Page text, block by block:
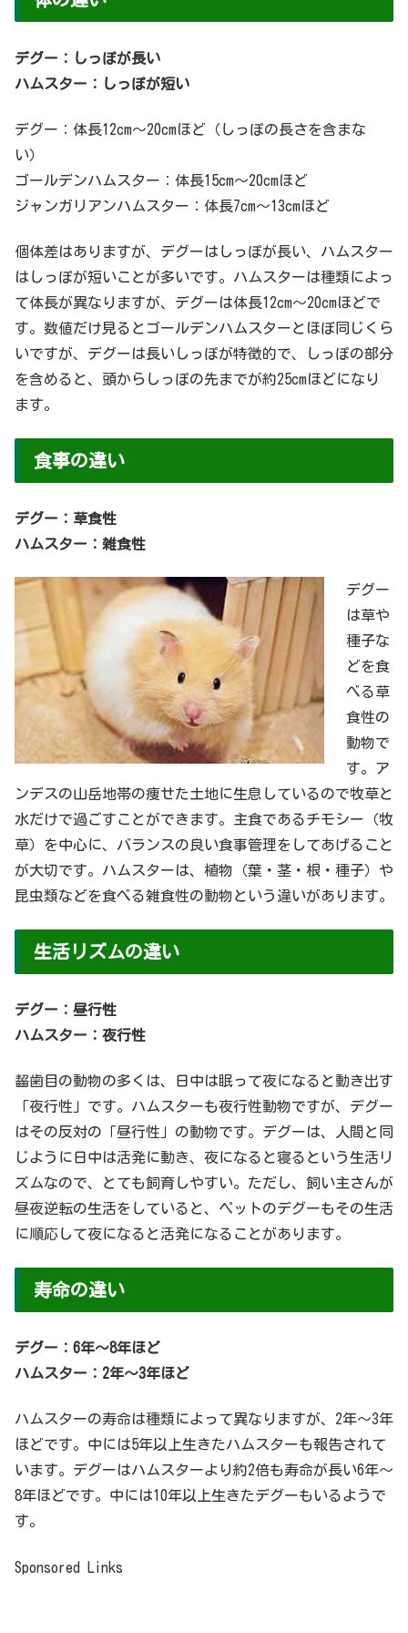
デグー：しっぽが長い
ハムスター：しっぽが短い
デグー：体長12cm～20cmほど（しっぽの長さを含まな
い）
ゴールデンハムスター：体長15cm～20cmほど
ジャンガリアンハムスター：体長7cm～13cmほど
個体差はありますが、デグーはしっぽが長い、ハムスター
はしっぽが短いことが多いです。ハムスターは種類によっ
て体長が異なりますが、デグーは体長12cm～20cmほどで
す。数値だけ見るとゴールデンハムスターとほぼ同じくら
いですが、デグーは長いしっぽが特徴的で、しっぽの部分
を含めると、頭からしっぽの先までが約25cmほどになり
ます。
食事の違い
デグー：草食性
ハムスター：雑食性
デグー
は草や
種子な
どを食
べる草
食性の
動物で
す。ア
ンデスの山岳地帯の痩せた土地に生息しているので牧草と
水だけで過ごすことができます。主食であるチモシー（牧
草）を中心に、バランスの良い食事管理をしてあげること
が大切です。ハムスターは、植物（葉・茎・根・種子）や
昆虫類などを食べる雑食性の動物という違いがあります。
生活リズムの違い
デグー：昼行性
ハムスター：夜行性
齧歯目の動物の多くは、日中は眠って夜になると動き出す
「夜行性」です。ハムスターも夜行性動物ですが、デグー
はその反対の「昼行性」の動物です。デグーは、人間と同
じように日中は活発に動き、夜になると寝るという生活リ
ズムなので、とても飼育しやすい。ただし、飼い主さんが
昼夜逆転の生活をしていると、ペットのデグーもその生活
に順応して夜になると活発になることがあります。
寿命の違い
デグー：6年～8年ほど
ハムスター：2年～3年ほど
ハムスターの寿命は種類によって異なりますが、2年～3年
ほどです。中には5年以上生きたハムスターも報告されて
います。デグーはハムスターより約2倍も寿命が長い6年～
8年ほどです。中には10年以上生きたデグーもいるようで
す。
Sponsored Links